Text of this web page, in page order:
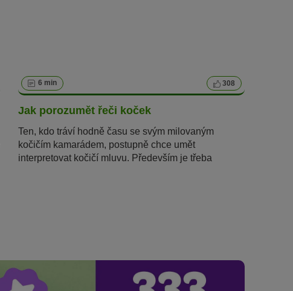
6 min 308
Jak porozumět řeči koček
Ten, kdo tráví hodně času se svým milovaným
kočičím kamarádem, postupně chce umět
interpretovat kočičí mluvu. Především je třeba